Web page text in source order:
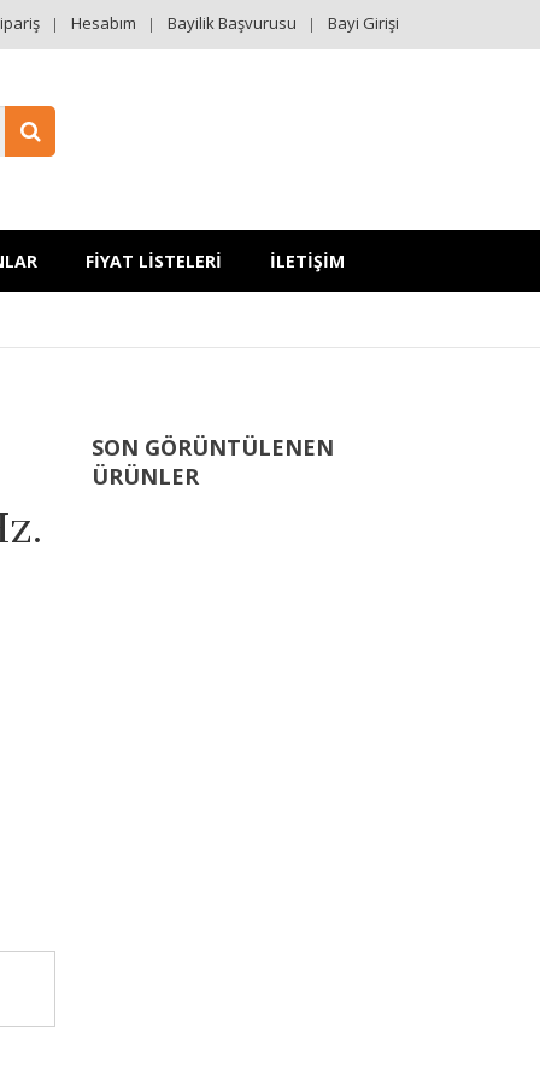
Hesabım Bayilik Başvurusu Bayi Girişi
FİYAT LİSTELERİ İLETİŞİM
SON GÖRÜNTÜLENEN
ÜRÜNLER